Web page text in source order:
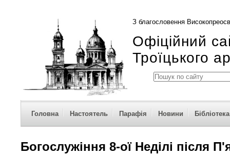
З благословення
Офіційний
Троїцького
Головна Настоятель Парафія Новини Бібліотека
Богослужіння 8-ої Неділі після